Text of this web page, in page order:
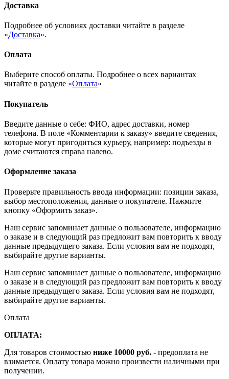
Доставка
Подробнее об условиях доставки читайте в разделе
«Доставка».
Оплата
Выберите способ оплаты. Подробнее о всех вариантах
читайте в разделе «Оплата»
Покупатель
Введите данные о себе: ФИО, адрес доставки, номер
телефона. В поле «Комментарии к заказу» введите сведения,
которые могут пригодиться курьеру, например: подъезды в
доме считаются справа налево.
Оформление заказа
Проверьте правильность ввода информации: позиции заказа,
выбор местоположения, данные о покупателе. Нажмите
кнопку «Оформить заказ».
Наш сервис запоминает данные о пользователе, информацию
о заказе и в следующий раз предложит вам повторить к вводу
данные предыдущего заказа. Если условия вам не подходят,
выбирайте другие варианты.
Наш сервис запоминает данные о пользователе, информацию
о заказе и в следующий раз предложит вам повторить к вводу
данные предыдущего заказа. Если условия вам не подходят,
выбирайте другие варианты.
Оплата
ОПЛАТА:
Для товаров стоимостью ниже 10000 руб. - предоплата не
взимается. Оплату товара можно произвести наличными при
получении.